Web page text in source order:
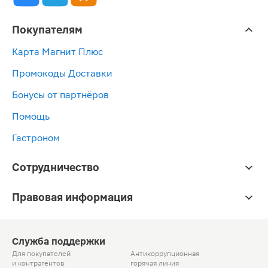
Покупателям
Карта Магнит Плюс
Промокоды Доставки
Бонусы от партнёров
Помощь
Гастроном
Сотрудничество
Правовая информация
Служба поддержки
Для покупателей
и контрагентов
Антикоррупционная
горячая линия